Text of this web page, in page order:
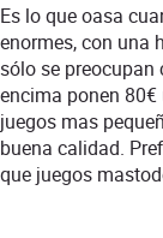
Es lo que oasa
enormes, con una
sólo se preocupan
encima ponen 80€
juegos mas
buena calidad.
que juegos